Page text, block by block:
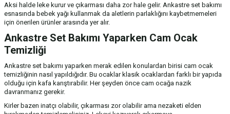
Aksi halde leke kurur ve çıkarması daha zor hale gelir. Ankastre set bakımı
esnasında bebek yağı kullanmak da aletlerin parlaklığını kaybetmemeleri
için önerilen ürünler arasında yer alır.
Ankastre Set Bakımı Yaparken Cam Ocak
Temizliği
Ankastre set bakımı yaparken merak edilen konulardan birisi cam ocak
temizliğinin nasıl yapıldığıdır. Bu ocaklar klasik ocaklardan farklı bir yapıda
olduğu için kafa karıştırabilir. Her şeyden önce cam ocağa nazik
davranmanız gerekir.
Kirler bazen inatçı olabilir, çıkarması zor olabilir ama nezaketi elden